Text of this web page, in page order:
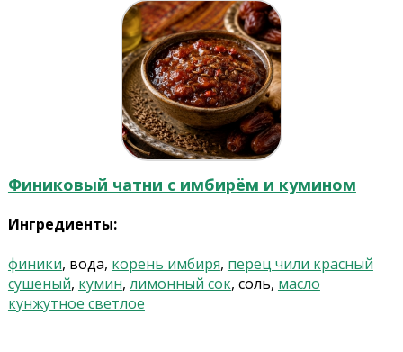
Финиковый чатни с имбирём и кумином
Ингредиенты:
финики, вода, корень имбиря, перец чили красный
сушеный, кумин, лимонный сок, соль, масло
кунжутное светлое